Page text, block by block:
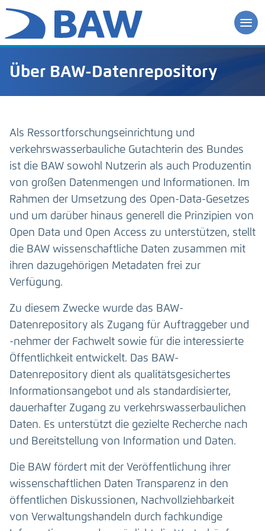
Über BAW-Datenrepository
Als Ressortforschungseinrichtung und
verkehrswasserbauliche Gutachterin des Bundes
ist die BAW sowohl Nutzerin als auch Produzentin
von großen Datenmengen und Informationen. Im
Rahmen der Umsetzung des Open-Data-Gesetzes
und um darüber hinaus generell die Prinzipien von
Open Data und Open Access zu unterstützen, stellt
die BAW wissenschaftliche Daten zusammen mit
ihren dazugehörigen Metadaten frei zur
Verfügung.
Zu diesem Zwecke wurde das BAW-
Datenrepository als Zugang für Auftraggeber und
-nehmer der Fachwelt sowie für die interessierte
Öffentlichkeit entwickelt. Das BAW-
Datenrepository dient als qualitätsgesichertes
Informationsangebot und als standardisierter,
dauerhafter Zugang zu verkehrswasserbaulichen
Daten. Es unterstützt die gezielte Recherche nach
und Bereitstellung von Information und Daten.
Die BAW fördert mit der Veröffentlichung ihrer
wissenschaftlichen Daten Transparenz in den
öffentlichen Diskussionen, Nachvollziehbarkeit
von Verwaltungshandeln durch fachkundige